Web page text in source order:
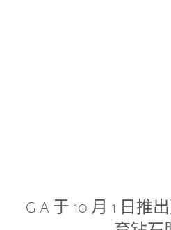
GIA 于 10 月 1 日推